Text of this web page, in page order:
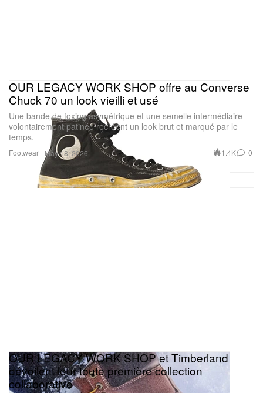
Footwear
OUR LEGACY WORK SHOP offre au Converse
Chuck 70 un look vieilli et usé
Une bande de foxing asymétrique et une semelle intermédiaire
volontairement patinée recréent un look brut et marqué par le
temps.
May 18, 2026 1.4K 0
OUR LEGACY WORK SHOP et Timberland
dévoilent leur toute première collection
collaborative